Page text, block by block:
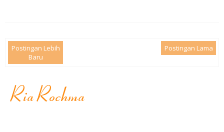
Postingan Lebih
Baru
Postingan Lama